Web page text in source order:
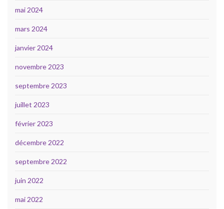
mai 2024
mars 2024
janvier 2024
novembre 2023
septembre 2023
juillet 2023
février 2023
décembre 2022
septembre 2022
juin 2022
mai 2022